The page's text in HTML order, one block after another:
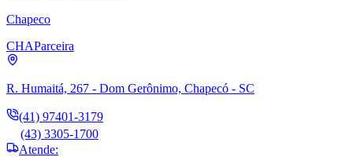
Chapeco
CHAParceira
R. Humaitá, 267 - Dom Gerônimo, Chapecó - SC
(41) 97401-3179
(43) 3305-1700
Atende: